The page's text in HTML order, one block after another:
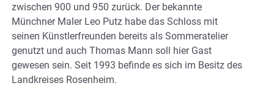
zwischen 900 und 950 zurück. Der bekannte
Münchner Maler Leo Putz habe das Schloss mit
seinen Künstlerfreunden bereits als Sommeratelier
genutzt und auch Thomas Mann soll hier Gast
gewesen sein. Seit 1993 befinde es sich im Besitz des
Landkreises Rosenheim.